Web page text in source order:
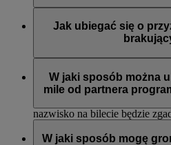
Emirates Skywards.
Jednak każda inna transakcja,
zrealizowane przed rejestracją
przyznania lub pomnożenia
wniosek na stronie
Jak ubiegać się o
wniosek online. Mile można
się loty odbyte w ciągu
nazwisko na bilecie będzie
W jaki sposób można
mile od partnera
zostało zasilone w ciągu
W jaki sposób mogę